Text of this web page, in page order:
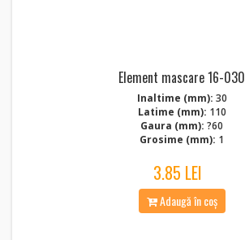
Element mascare 16-030
Inaltime (mm): 30
Latime (mm): 110
Gaura (mm): ?60
Grosime (mm): 1
3.85 LEI
Adaugă în coș